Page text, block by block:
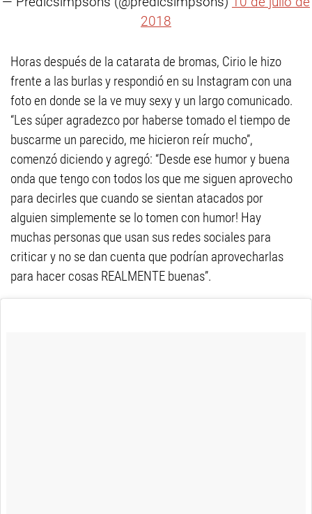
2018
Horas después de la catarata de bromas, Cirio le hizo
frente a las burlas y respondió en su Instagram con una
foto en donde se la ve muy sexy y un largo comunicado.
“Les súper agradezco por haberse tomado el tiempo de
buscarme un parecido, me hicieron reír mucho”,
comenzó diciendo y agregó: “Desde ese humor y buena
onda que tengo con todos los que me siguen aprovecho
para decirles que cuando se sientan atacados por
alguien simplemente se lo tomen con humor! Hay
muchas personas que usan sus redes sociales para
criticar y no se dan cuenta que podrían aprovecharlas
para hacer cosas REALMENTE buenas”.